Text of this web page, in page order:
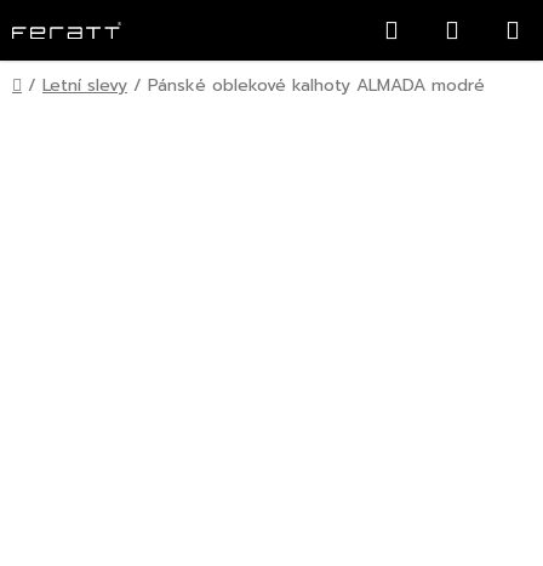
na
obsah
Hledat
KOŠÍK
Domů
/ Letní slevy / Pánské oblekové kalhoty ALMADA modré